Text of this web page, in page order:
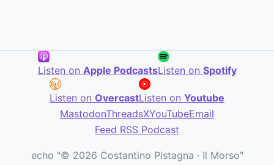
Listen on Apple PodcastsListen on Spotify
Listen on OvercastListen on Youtube
MastodonThreadsXYouTubeEmail
Feed RSS Podcast
echo "© 2026 Costantino Pistagna · Il Morso"